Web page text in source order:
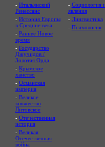
- Итальянский
Ренессанс
- История Европы
в Средние века
- Раннее Новое
время
- Государство
Джучидов /
Золотая Орда
- Крымское
ханство
- Османская
империя
- Великое
княжество
Литовское
- Отечественная
история
- Великая
Отечественная
война
- Социология
явления
- Лингвистика
- Психология